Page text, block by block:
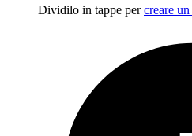
Dividilo in tappe percreare